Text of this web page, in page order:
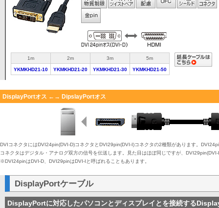
1m 2m 3m 5m
YKMKHD21-10 YKMKHD21-20 YKMKHD21-30 YKMKHD21-50
DisplayPortオス ←→ DipslayPortオス
DVIコネクタにはDVI24pin(DVI-D)コネクタとDVI29pin(DVI-I)コネクタの2種類があります。
コネクタはデジタル・アナログ双方の信号を伝送します。見た目はほぼ同じですが、
※DVI24pinはDVI-D、DVI29pinはDVI-Iと呼ばれることもあります。
DisplayPortケーブル
DisplayPortに対応したパソコンとディスプレイとを接続する